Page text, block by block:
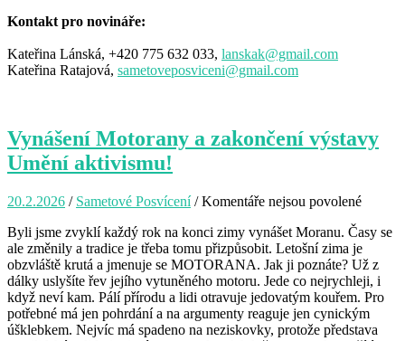
Kontakt pro novináře:
Kateřina Lánská, +420 775 632 033, lanskak@gmail.com
Kateřina Ratajová, sametoveposviceni@gmail.com
Vynášení Motorany a zakončení výstavy
Umění aktivismu!
20.2.2026 / Sametové Posvícení /Komentáře nejsou povolené
s
názvem
a
výstavy
Byli jsme zvyklí každý rok na konci zimy vynášet Moranu. Časy se
ale změnily a tradice je třeba tomu přizpůsobit. Letošní zima je
obzvláště krutá a jmenuje se MOTORANA. Jak ji poznáte? Už z
dálky uslyšíte řev jejího vytuněného motoru. Jede co nejrychleji, i
když neví kam. Pálí přírodu a lidi otravuje jedovatým kouřem. Pro
potřebné má jen pohrdání a na argumenty reaguje jen cynickým
úšklebkem. Nejvíc má spadeno na neziskovky, protože představa